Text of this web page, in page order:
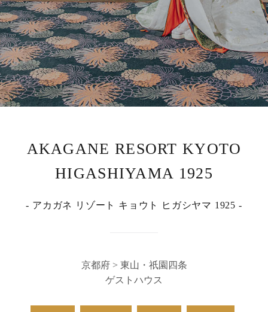
AKAGANE RESORT KYOTO
HIGASHIYAMA 1925
- アカガネ リゾート キョウト ヒガシヤマ 1925 -
京都府 > 東山・祇園四条
ゲストハウス